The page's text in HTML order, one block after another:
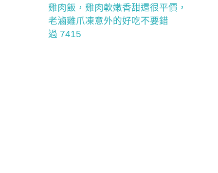
雞肉飯，雞肉軟嫩香甜還很平價，
老滷雞爪凍意外的好吃不要錯
過 7415